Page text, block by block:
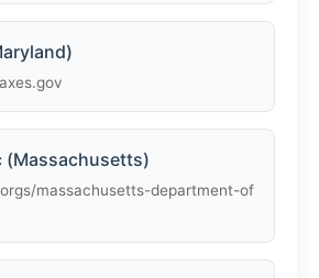
(Massachusetts)
massachusetts-department-of